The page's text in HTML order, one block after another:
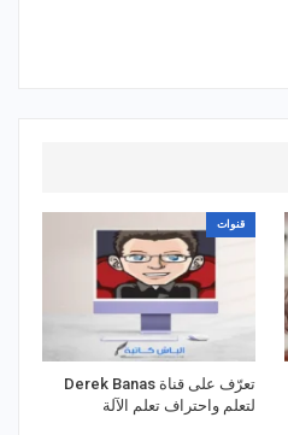
قنوات
تعرّف على قناة Derek Banas
لتعلم واحتراف تعلم الآلة